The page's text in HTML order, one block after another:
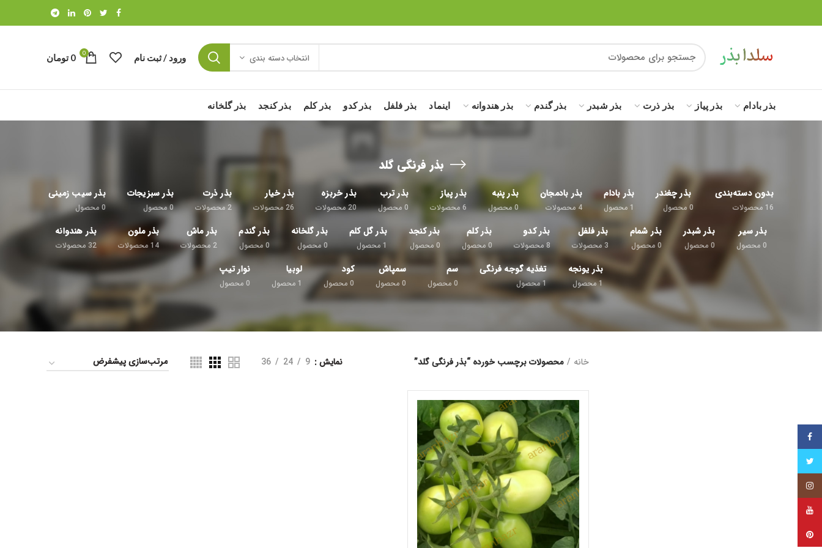
انتخاب دسته بندی ورود / ثبت نام 0
0 تومان
بذر بادام بذر پیاز بذر ذرت بذر شبدر بذر گندم بذر هندوانه اینماد بذر فلفل بذر کدو بذر کلم بذر کنجد بذر گلخانه
بذر فرنگی گلد
بدون دسته‌بندی
16 محصولات
بذر چغندر
0 محصول
بذر بادام
1 محصول
بذر بادمجان
4 محصولات
بذر پنبه
0 محصول
بذر پیاز
6 محصولات
بذر ترب
0 محصول
بذر خربزه
20 محصولات
بذر خیار
26 محصولات
بذر ذرت
2 محصولات
بذر سبزیجات
0 محصول
بذر سیب زمینی
0 محصول
بذر سیر
0 محصول
بذر شبدر
0 محصول
بذر شمام
0 محصول
بذر فلفل
3 محصولات
بذر کدو
8 محصولات
بذر کلم
0 محصول
بذر کنجد
0 محصول
بذر گل کلم
1 محصول
بذر گلخانه
0 محصول
بذر گندم
0 محصول
بذر ماش
2 محصولات
بذر ملون
14 محصولات
بذر هندوانه
32 محصولات
بذر یونجه
1 محصول
تغذیه گوجه فرنگی
1 محصول
سم
0 محصول
سمپاش
0 محصول
کود
0 محصول
لوبیا
1 محصول
نوار تیپ
0 محصول
خانه محصولات برچسب خورده “بذر فرنگی گلد” نمایش 9
24
36